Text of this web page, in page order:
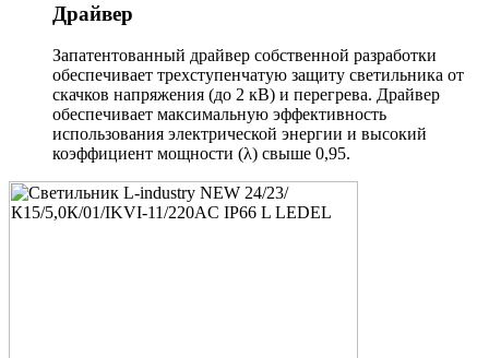
Драйвер
Запатентованный драйвер собственной разработки
обеспечивает трехступенчатую защиту светильника от
скачков напряжения (до 2 кВ) и перегрева. Драйвер
обеспечивает максимальную эффективность
использования электрической энергии и высокий
коэффициент мощности (λ) свыше 0,95.